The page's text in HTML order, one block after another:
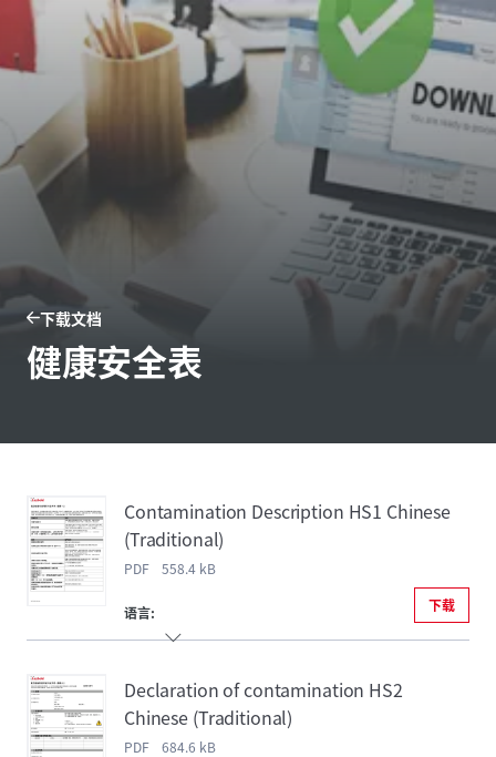
下载文档
健康安全表
Contamination Description HS1 Chinese
(Traditional)
PDF 558.4 kB
语言: 下载
Declaration of contamination HS2
Chinese (Traditional)
PDF 684.6 kB